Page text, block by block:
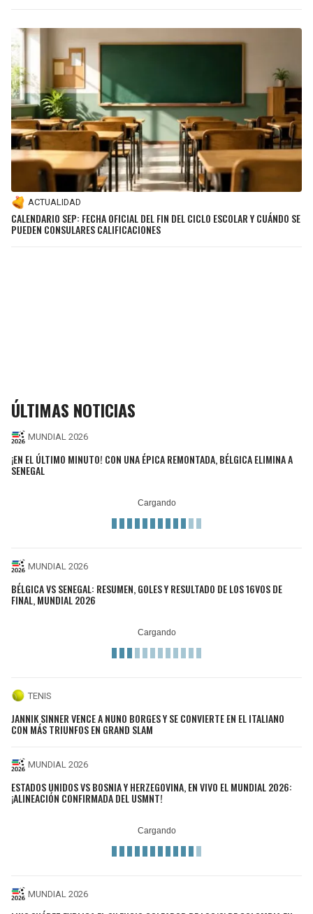
ACTUALIDAD
CALENDARIO SEP: FECHA OFICIAL DEL FIN DEL CICLO ESCOLAR Y CUÁNDO SE
PUEDEN CONSULARES CALIFICACIONES
ÚLTIMAS NOTICIAS
MUNDIAL 2026
¡EN EL ÚLTIMO MINUTO! CON UNA ÉPICA REMONTADA, BÉLGICA ELIMINA A
SENEGAL
MUNDIAL 2026
BÉLGICA VS SENEGAL: RESUMEN, GOLES Y RESULTADO DE LOS 16VOS DE
FINAL, MUNDIAL 2026
TENIS
JANNIK SINNER VENCE A NUNO BORGES Y SE CONVIERTE EN EL ITALIANO
CON MÁS TRIUNFOS EN GRAND SLAM
MUNDIAL 2026
ESTADOS UNIDOS VS BOSNIA Y HERZEGOVINA, EN VIVO EL MUNDIAL 2026:
¡ALINEACIÓN CONFIRMADA DEL USMNT!
MUNDIAL 2026